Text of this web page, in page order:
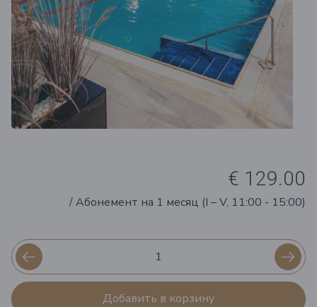
€ 129.00
/ Aбонемент на 1 месяц (I – V, 11:00 - 15:00)
Добавить в корзину